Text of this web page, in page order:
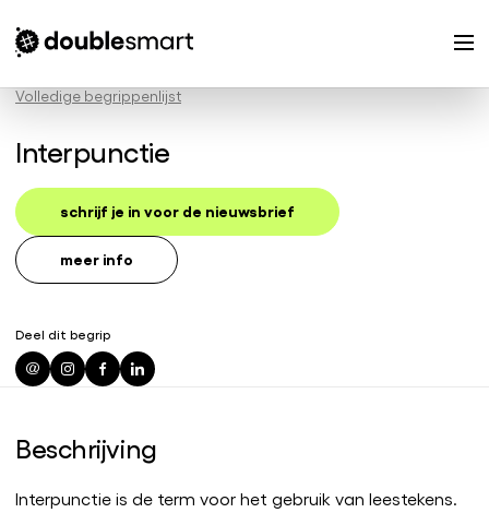
Volledige begrippenlijst
Interpunctie
schrijf je in voor de nieuwsbrief
meer info
Deel dit begrip
Beschrijving
Interpunctie is de term voor het gebruik van leestekens.